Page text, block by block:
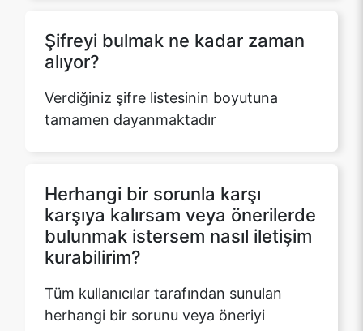
tamamen dayanmaktadır
Herhangi bir sorunla karşı
kurabilirim?
Tüm kullanıcılar tarafından sunulan
herhangi bir sorunu veya öneriyi
memnuniyetle kabul ediyoruz, lütfen
daha fazla bilgi için sosyal medya kolları
aracılığıyla bizimle iletişime geçin.